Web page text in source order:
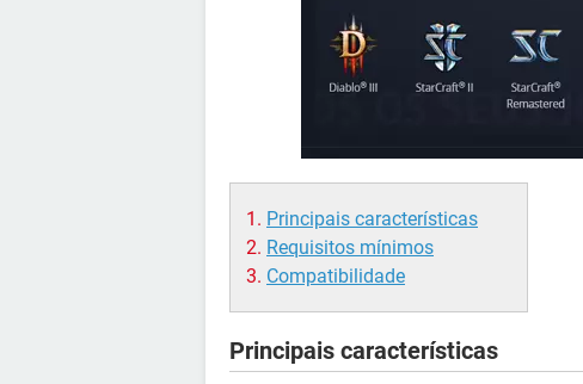
Principais características
Requisitos mínimos
Compatibilidade
Principais características